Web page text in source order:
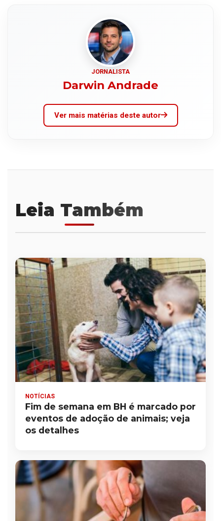
JORNALISTA
Darwin Andrade
Ver mais matérias deste autor
Leia Também
NOTÍCIAS
Fim de semana em BH é marcado por
eventos de adoção de animais; veja
os detalhes